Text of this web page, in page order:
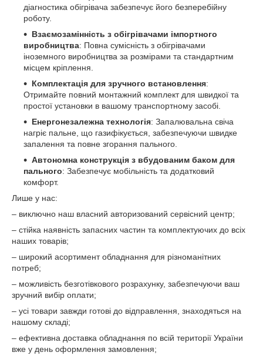
діагностика обігрівача забезпечує його безперебійну
роботу.
Взаємозамінність з обігрівачами імпортного
виробництва: Повна сумісність з обігрівачами
іноземного виробництва за розмірами та стандартним
місцем кріплення.
Комплектація для зручного встановлення:
Отримайте повний монтажний комплект для швидкої та
простої установки в вашому транспортному засобі.
Енергонезалежна технологія: Запалювальна свіча
нагріє пальне, що газифікується, забезпечуючи швидке
запалення та повне згорання пального.
Автономна конструкція з вбудованим баком для
пального: Забезпечує мобільність та додатковий
комфорт.
Лише у нас:
– виключно наш власний авторизований сервісний центр;
– стійка наявність запасних частин та комплектуючих до всіх
наших товарів;
– широкий асортимент обладнання для різноманітних
потреб;
– можливість безготівкового розрахунку, забезпечуючи ваш
зручний вибір оплати;
– усі товари завжди готові до відправлення, знаходяться на
нашому складі;
– ефективна доставка обладнання по всій території України
вже у день оформлення замовлення;